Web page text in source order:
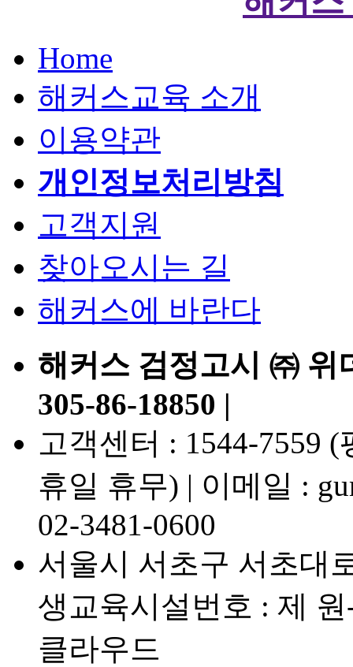
Home
해커스교육 소개
이용약관
개인정보처리방침
고객지원
찾아오시는 길
해커스에 바란다
해커스 검정고시 ㈜ 위
305-86-18850 |
고객센터 : 1544-7559
휴일 휴무) | 이메일 :
02-3481-0600
서울시 서초구 서초대
생교육시설번호 : 제
클라우드